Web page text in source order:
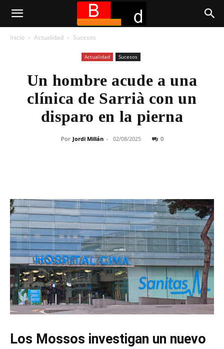
Inicio Actualidad Sucesos
Actualidad Sucesos
Un hombre acude a una
clínica de Sarrià con un
disparo en la pierna
Por Jordi Millán - 02/08/2025 0
Los Mossos investigan un nuevo